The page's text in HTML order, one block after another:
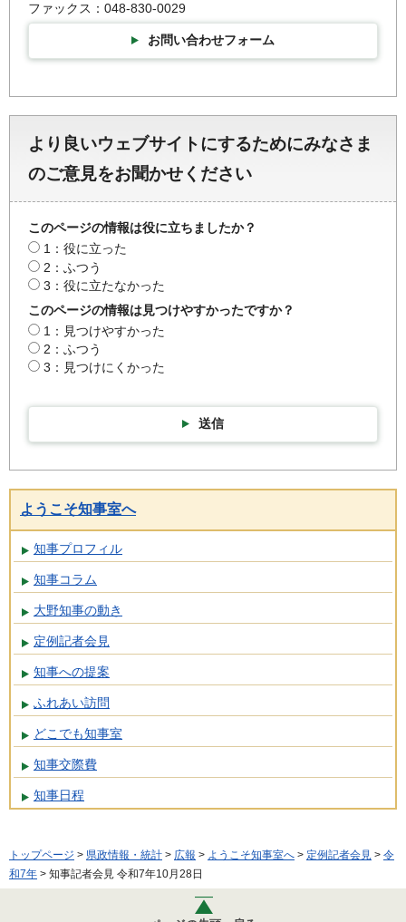
ファックス：048-830-0029
お問い合わせフォーム
より良いウェブサイトにするためにみなさま
のご意見をお聞かせください
このページの情報は役に立ちましたか？
1：役に立った
2：ふつう
3：役に立たなかった
このページの情報は見つけやすかったですか？
1：見つけやすかった
2：ふつう
3：見つけにくかった
送信
ようこそ知事室へ
知事プロフィル
知事コラム
大野知事の動き
定例記者会見
知事への提案
ふれあい訪問
どこでも知事室
知事交際費
知事日程
トップページ > 県政情報・統計 > 広報 > ようこそ知事室へ > 定例記者会見 > 令
和7年 > 知事記者会見 令和7年10月28日